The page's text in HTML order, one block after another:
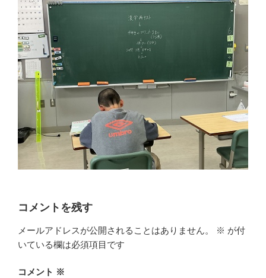
コメントを残す
メールアドレスが公開されることはありません。 ※ が付
いている欄は必須項目です
コメント ※